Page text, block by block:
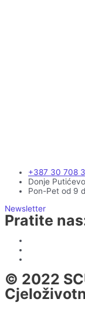
+387 30 708
Donje
Pon-Pet od 9
Newsletter
Pratite
© 2022